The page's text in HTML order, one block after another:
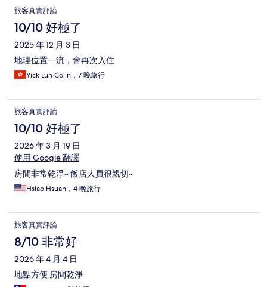
旅客真實評論
10/10 好極了
2025 年 12 月 3 日
地理位置一流，會再次入住
Yick Lun Colin，7 晚旅行
旅客真實評論
10/10 好極了
2026 年 3 月 19 日
使用 Google 翻譯
房間非常乾淨~ 飯店人員很親切~
Hsiao Hsuan，4 晚旅行
旅客真實評論
8/10 非常好
2026 年 4 月 4 日
地點方便 房間乾淨